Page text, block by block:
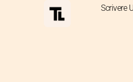
Scrivere